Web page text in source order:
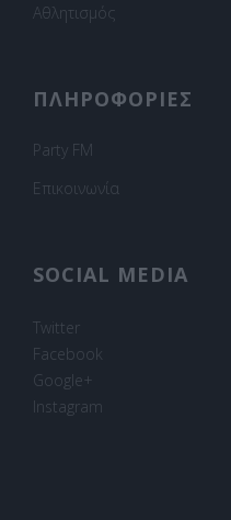
Αθλητισμός
ΠΛΗΡΟΦΟΡΙΕΣ
Party FM
Επικοινωνία
SOCIAL MEDIA
Twitter
Facebook
Google+
Instagram